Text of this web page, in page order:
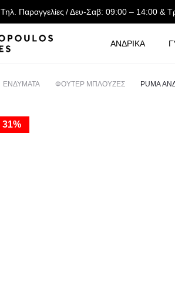
Τηλ. Παραγγελίες / Δευ-Σαβ: 09:00 – 14:00 &
ΑΝΔΡΙΚΑ
ΕΝΔΥΜΑΤΑ ΦΟΥΤΕΡ ΜΠΛΟΥΖΕΣ PUMA
31%